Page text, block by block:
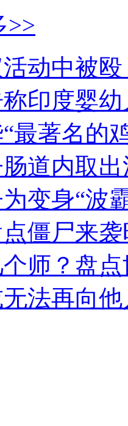
>>
动中被
印度婴
最著名的
道内取
变身“波
僵尸来
师？盘
法再向